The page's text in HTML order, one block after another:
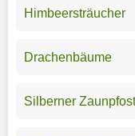
Himbeersträucher
Drachenbäume
Silberner